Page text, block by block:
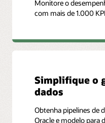
expiração
Cláusulas do contrato
compartilhados
portfólio de projetos
Custo do projeto
Custo do orçamento atual
restante do projeto com
compromissos (PLC)
Monitore o
com mais de 1.000
Simplifique o
dados
Obtenha pipelines de
Oracle e modelo para